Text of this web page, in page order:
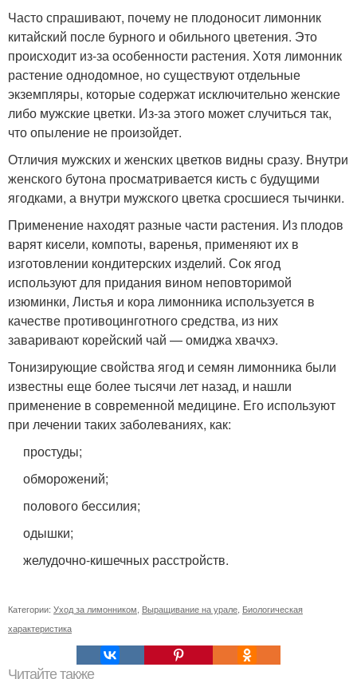
Часто спрашивают, почему не плодоносит лимонник
китайский после бурного и обильного цветения. Это
происходит из-за особенности растения. Хотя лимонник
растение однодомное, но существуют отдельные
экземпляры, которые содержат исключительно женские
либо мужские цветки. Из-за этого может случиться так,
что опыление не произойдет.
Отличия мужских и женских цветков видны сразу. Внутри
женского бутона просматривается кисть с будущими
ягодками, а внутри мужского цветка сросшиеся тычинки.
Применение находят разные части растения. Из плодов
варят кисели, компоты, варенья, применяют их в
изготовлении кондитерских изделий. Сок ягод
используют для придания вином неповторимой
изюминки, Листья и кора лимонника используется в
качестве противоцинготного средства, из них
заваривают корейский чай — омиджа хвачхэ.
Тонизирующие свойства ягод и семян лимонника были
известны еще более тысячи лет назад, и нашли
применение в современной медицине. Его используют
при лечении таких заболеваниях, как:
простуды;
обморожений;
полового бессилия;
одышки;
желудочно-кишечных расстройств.
Категории: Уход за лимонником Выращивание на урале Биологическая
характеристика
Читайте также